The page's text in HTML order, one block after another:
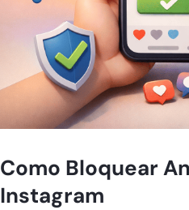
Como Bloquear
Instagram